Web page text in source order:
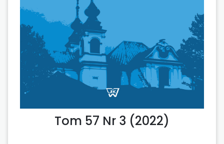
Tom 57 Nr 3 (2022)